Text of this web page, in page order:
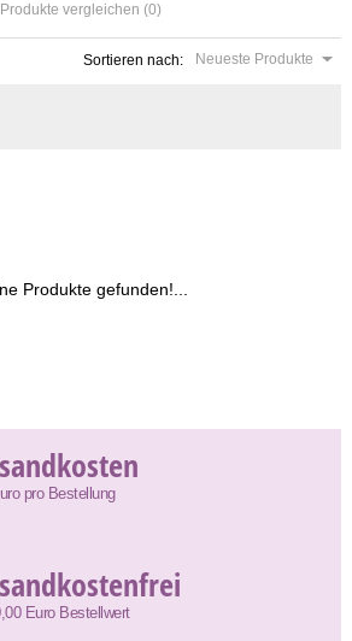
Produkte vergleichen (0)
Sortieren nach: Neueste Produkte
Produkte gefunden!...
pro Bestellung
Euro Bestellwert